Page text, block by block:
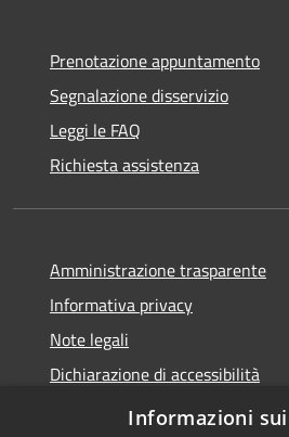
Prenotazione appuntamento
Segnalazione disservizio
Leggi le FAQ
Richiesta assistenza
Amministrazione trasparente
Informativa privacy
Note legali
Dichiarazione di accessibilità
Obiettivi di accessibilità
Informazioni